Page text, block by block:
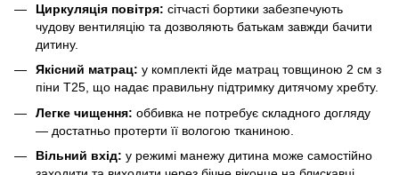
Циркуляція повітря: сітчасті бортики забезпечують
чудову вентиляцію та дозволяють батькам завжди бачити
дитину.
Якісний матрац: у комплекті йде матрац товщиною 2 см з
піни T25, що надає правильну підтримку дитячому хребту.
Легке чищення: оббивка не потребує складного догляду
— достатньо протерти її вологою тканиною.
Вільний вхід: у режимі манежу дитина може самостійно